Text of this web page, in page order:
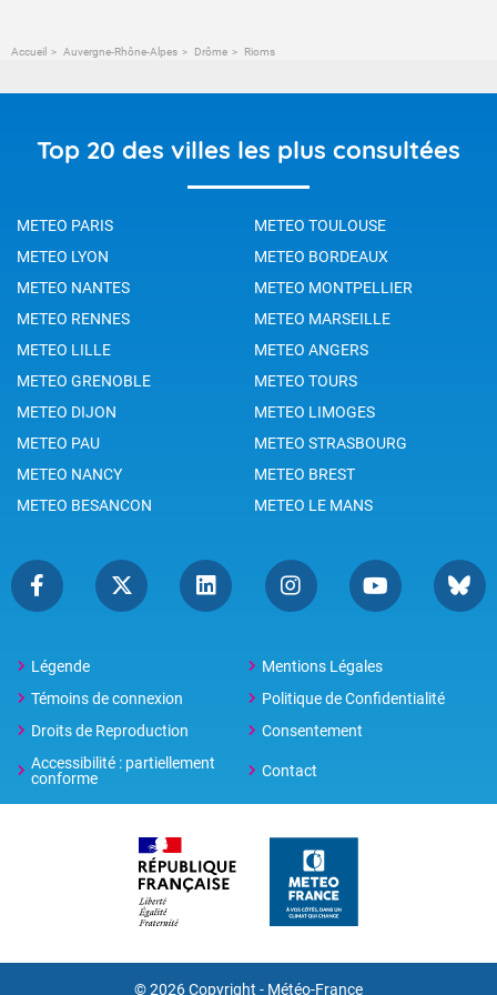
Accueil Auvergne-Rhône-Alpes Drôme Rioms
Top 20 des villes les plus consultées
METEO PARIS
METEO TOULOUSE
METEO LYON
METEO BORDEAUX
METEO NANTES
METEO MONTPELLIER
METEO RENNES
METEO MARSEILLE
METEO LILLE
METEO ANGERS
METEO GRENOBLE
METEO TOURS
METEO DIJON
METEO LIMOGES
METEO PAU
METEO STRASBOURG
METEO NANCY
METEO BREST
METEO BESANCON
METEO LE MANS
Légende
Mentions Légales
Témoins de connexion
Politique de Confidentialité
Droits de Reproduction
Consentement
Accessibilité : partiellement
conforme
Contact
© 2026 Copyright - Météo-France